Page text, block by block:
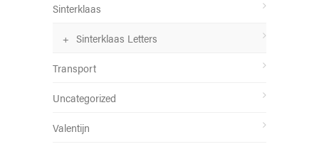
Sinterklaas
Sinterklaas Letters
Transport
Uncategorized
Valentijn